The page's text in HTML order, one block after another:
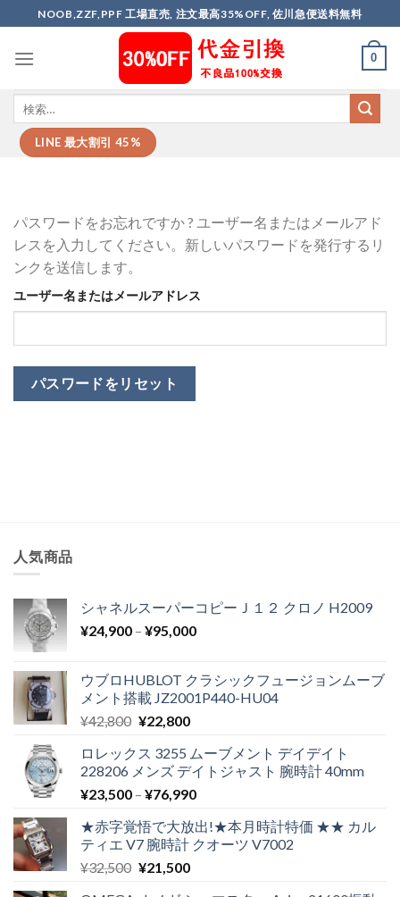
content
NOOB,ZZF,PPF 工場直売, 注文最高35%OFF, 佐川急便送料無料
0
LINE 最大割引 45%
パスワードをお忘れですか ? ユーザー名またはメールアド
レスを入力してください。新しいパスワードを発行するリ
ンクを送信します。
ユーザー名またはメールアドレス
パスワードをリセット
人気商品
シャネルスーパーコピーＪ１２ クロノ H2009
¥24,900 – ¥95,000
ウブロHUBLOT クラシックフュージョンムーブ
メント搭載 JZ2001P440-HU04
¥42,800 ¥22,800
ロレックス 3255 ムーブメント デイデイト
228206 メンズ デイトジャスト 腕時計 40mm
¥23,500 – ¥76,990
★赤字覚悟で大放出!★本月時計特価 ★★ カル
ティエ V7 腕時計 クオーツ V7002
¥32,500 ¥21,500